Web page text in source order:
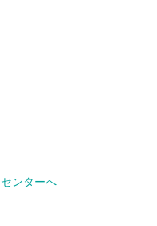
ンターへ